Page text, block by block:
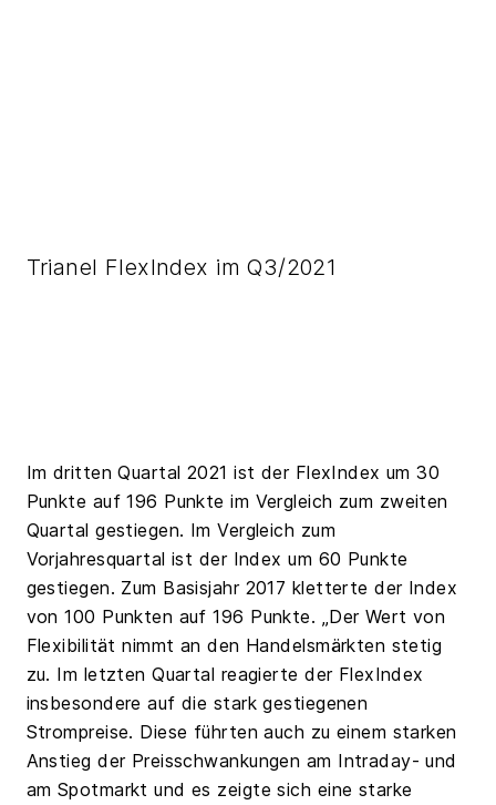
Trianel FlexIndex im Q3/2021
Im dritten Quartal 2021 ist der FlexIndex um 30
Punkte auf 196 Punkte im Vergleich zum zweiten
Quartal gestiegen. Im Vergleich zum
Vorjahresquartal ist der Index um 60 Punkte
gestiegen. Zum Basisjahr 2017 kletterte der Index
von 100 Punkten auf 196 Punkte. „Der Wert von
Flexibilität nimmt an den Handelsmärkten stetig
zu. Im letzten Quartal reagierte der FlexIndex
insbesondere auf die stark gestiegenen
Strompreise. Diese führten auch zu einem starken
Anstieg der Preisschwankungen am Intraday- und
am Spotmarkt und es zeigte sich eine starke